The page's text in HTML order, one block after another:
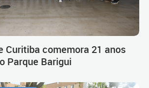
Curitiba comemora 21 anos
Parque Barigui